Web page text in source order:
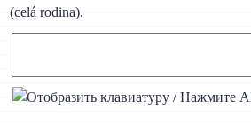
(celá rodina).